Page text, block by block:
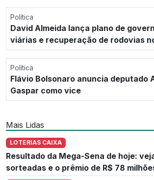
Política
David Almeida lança plano de
viárias e recuperação de rodovias
Política
Flávio Bolsonaro anuncia deputado
Gaspar como vice
Mais Lidas
LOTERIAS CAIXA
Resultado da Mega-Sena de hoje:
sorteadas e o prêmio de R$ 78